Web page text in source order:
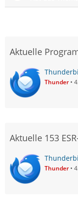
Aktuelle
Thunder
Aktuelle 153
Thunder